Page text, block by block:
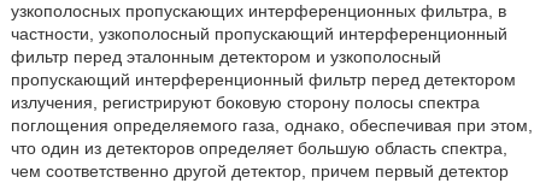
узкополосных пропускающих интерференционных фильтра, в
частности, узкополосный пропускающий интерференционный
фильтр перед эталонным детектором и узкополосный
пропускающий интерференционный фильтр перед детектором
излучения, регистрируют боковую сторону полосы спектра
поглощения определяемого газа, однако, обеспечивая при этом,
что один из детекторов определяет большую область спектра,
чем соответственно другой детектор, причем первый детектор